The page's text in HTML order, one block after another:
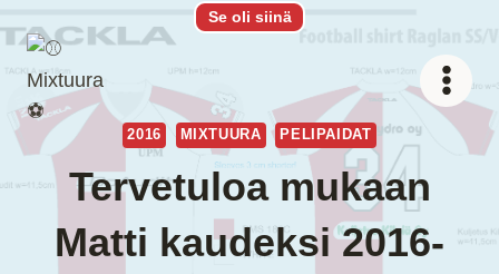
sisältöön
Se oli siinä
2016 MIXTUURA PELIPAIDAT
Tervetuloa mukaan
Matti kaudeksi 2016-